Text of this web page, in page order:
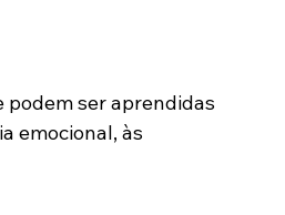
ser aprendidas
emocional, às